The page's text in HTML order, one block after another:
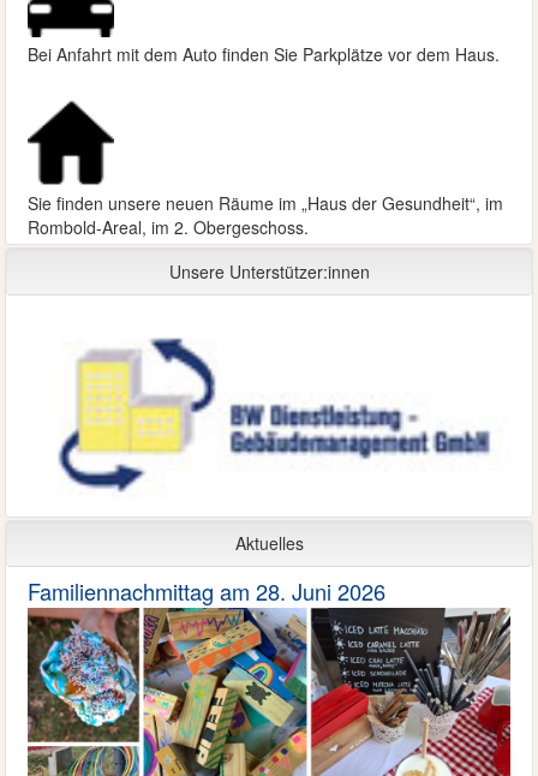
Bei Anfahrt mit dem Auto finden Sie Parkplätze vor dem Haus.
Sie finden unsere neuen Räume im „Haus der Gesundheit“, im
Rombold-Areal, im 2. Obergeschoss.
Unsere Unterstützer:innen
Aktuelles
Familiennachmittag am 28. Juni 2026